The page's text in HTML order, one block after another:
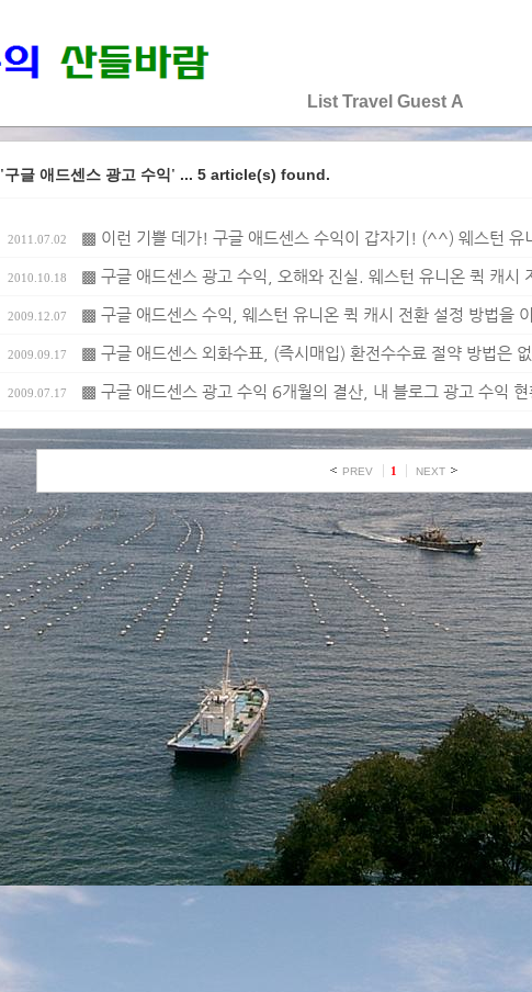
List Travel Guest A
'구글 애드센스 광고 수익' ... 5 article(s) found.
2011.07.02 ▩ 이런 기쁠 데가! 구글 애드센스 수익이 갑자기! (^^) 웨스턴 유
2010.10.18 ▩ 구글 애드센스 광고 수익, 오해와 진실. 웨스턴 유니온 퀵 캐시
2009.12.07 ▩ 구글 애드센스 수익, 웨스턴 유니온 퀵 캐시 전환 설정 방법을
2009.09.17 ▩ 구글 애드센스 외화수표, (즉시매입) 환전수수료 절약 방법은
2009.07.17 ▩ 구글 애드센스 광고 수익 6개월의 결산, 내 블로그 광고 수익
PREV 1 NEXT